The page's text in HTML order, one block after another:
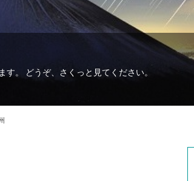
。 どうぞ、さくっと見てください。